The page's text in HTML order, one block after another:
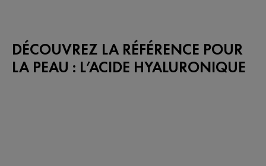
DÉCOUVREZ LA RÉFÉRENCE POUR
LA PEAU : L’ACIDE HYALURONIQUE